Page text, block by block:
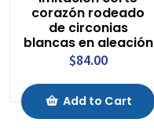
corazón rodeado
de circonias
blancas en aleación
$84.00
Add to Cart